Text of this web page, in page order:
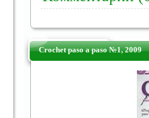
Crochet paso a paso №1, 2009